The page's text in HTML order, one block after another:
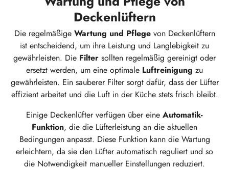
Deckenlüftern
Die regelmäßige Wartung und Pflegevon Deckenlüftern
ist entscheidend, um ihre Leistung und Langlebigkeit zu
gewährleisten. Die Filter sollten regelmäßig gereinigt oder
ersetzt werden, um eine optimale Luftreinigung zu
gewährleisten. Ein sauberer Filter sorgt dafür, dass der Lüfter
effizient arbeitet und die Luft in der Küche stets frisch bleibt.
Einige Deckenlüfter verfügen über eine Automatik-
Funktion, die die Lüfterleistung an die aktuellen
Bedingungen anpasst. Diese Funktion kann die Wartung
erleichtern, da sie den Lüfter automatisch reguliert und so
die Notwendigkeit manueller Einstellungen reduziert.